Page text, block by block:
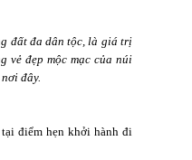
đất đa dân tộc, là giá trị
vẻ đẹp mộc mạc của núi
đây.
điểm hẹn khởi hành đi